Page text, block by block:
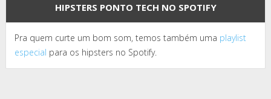
HIPSTERS PONTO TECH NO SPOTIFY
Pra quem curte um bom som, temos também uma playlist
especial para os hipsters no Spotify.